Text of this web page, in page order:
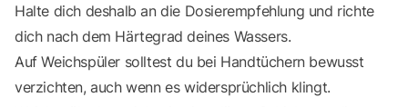
Halte dich deshalb an die Dosierempfehlung und richte
dich nach dem Härtegrad deines Wassers.
Auf Weichspüler solltest du bei Handtüchern bewusst
verzichten, auch wenn es widersprüchlich klingt.